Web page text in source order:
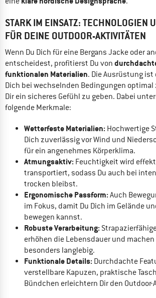
STARK IM EINSATZ: TECHNOLOGIEN
FÜR DEINE OUTDOOR-AKTIVITÄTEN
Wenn Du Dich für eine Bergans Jacke oder
entscheidest, profitierst Du von
funktionalen Materialien. Die Ausrüstung
Dich bei wechselnden Bedingungen
Dir ein sicheres Gefühl zu geben. Dabei
folgende Merkmale:
Wetterfeste Materialien:Hochwertige
Dich zuverlässig vor Wind und
für ein angenehmes Körperklima.
Atmungsaktiv:Feuchtigkeit wird
transportiert, sodass Du auch bei
trocken bleibst.
Ergonomische Passform:Auch
im Fokus, damit Du Dich im Gelände
bewegen kannst.
Robuste Verarbeitung:
erhöhen die Lebensdauer und
besonders langlebig.
Funktionale Details:Durchdachte
verstellbare Kapuzen, praktische
Bündchen erleichtern Dir den Outdoor-